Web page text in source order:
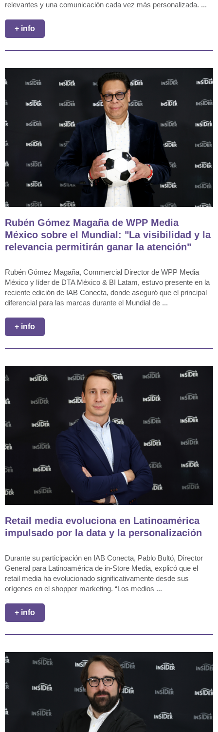
relevantes y una comunicación cada vez más personalizada. ...
+ info
Rubén Gómez Magaña de WPP Media
México sobre el Mundial: "La visibilidad y la
relevancia permitirán ganar la atención"
Rubén Gómez Magaña, Commercial Director de WPP Media
México y líder de DTA México & BI Latam, estuvo presente en la
reciente edición de IAB Conecta, donde aseguró que el principal
diferencial para las marcas durante el Mundial de ...
+ info
Retail media evoluciona en Latinoamérica
impulsado por la data y la personalización
Durante su participación en IAB Conecta, Pablo Bultó, Director
General para Latinoamérica de in-Store Media, explicó que el
retail media ha evolucionado significativamente desde sus
orígenes en el shopper marketing. “Los medios ...
+ info